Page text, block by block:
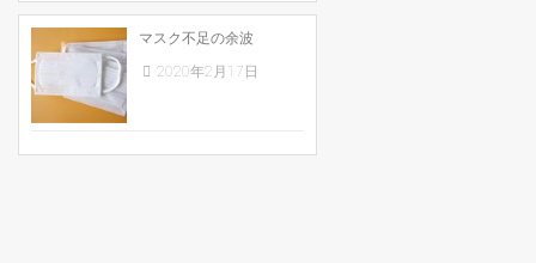
マスク不足の余波
2020年2月17日